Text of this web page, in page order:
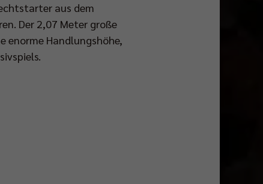
aus dem
Der 2,07 Meter große
enorme Handlungshöhe,